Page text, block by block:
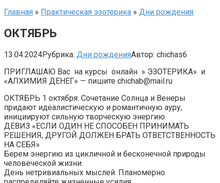
Главная » Практическая эзотерика » Дни рождения
ОКТЯБРЬ
13.04.2024Рубрика: Дни рожденияАвтор: chichas6
ПРИГЛАШАЮ Вас на курсы онлайн » ЭЗОТЕРИКА» и
«АЛХИМИЯ ДЕНЕГ» — пишите chichab@mail.ru
ОКТЯБРЬ 1 октября. Сочетание Солнца и Венеры
придают идеалистическую и романтичную ауру,
инициируют сильную творческую энергию.
ДЕВИЗ «ЕСЛИ ОДИН НЕ СПОСОБЕН ПРИНИМАТЬ
РЕШЕНИЯ, ДРУГОЙ ДОЛЖЕН БРАТЬ ОТВЕТСТВЕННОСТЬ
НА СЕБЯ»
Берем энергию из цикличной и бесконечной природы
человеческой жизни.
День нетривиальных мыслей. Планомерно